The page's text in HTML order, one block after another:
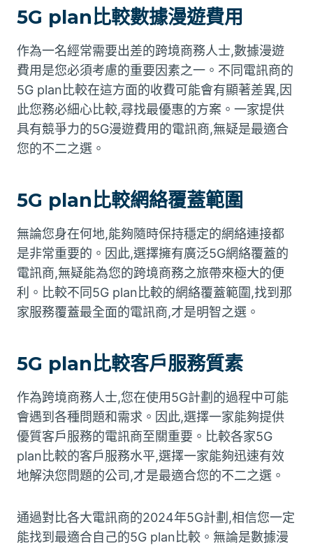
5G plan比較數據漫遊費用
作為一名經常需要出差的跨境商務人士,數據漫遊
費用是您必須考慮的重要因素之一。不同電訊商的
5G plan比較在這方面的收費可能會有顯著差異,因
此您務必細心比較,尋找最優惠的方案。一家提供
具有競爭力的5G漫遊費用的電訊商,無疑是最適合
您的不二之選。
5G plan比較網絡覆蓋範圍
無論您身在何地,能夠隨時保持穩定的網絡連接都
是非常重要的。因此,選擇擁有廣泛5G網絡覆蓋的
電訊商,無疑能為您的跨境商務之旅帶來極大的便
利。比較不同5G plan比較的網絡覆蓋範圍,找到那
家服務覆蓋最全面的電訊商,才是明智之選。
5G plan比較客戶服務質素
作為跨境商務人士,您在使用5G計劃的過程中可能
會遇到各種問題和需求。因此,選擇一家能夠提供
優質客戶服務的電訊商至關重要。比較各家5G
plan比較的客戶服務水平,選擇一家能夠迅速有效
地解決您問題的公司,才是最適合您的不二之選。
通過對比各大電訊商的2024年5G計劃,相信您一定
能找到最適合自己的5G plan比較。無論是數據漫